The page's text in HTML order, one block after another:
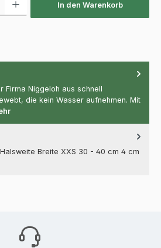
In den Warenkorb
Firma Niggeloh aus schnell
die kein Wasser aufnehmen. Mit
Breite XXS 30 - 40 cm 4 cm